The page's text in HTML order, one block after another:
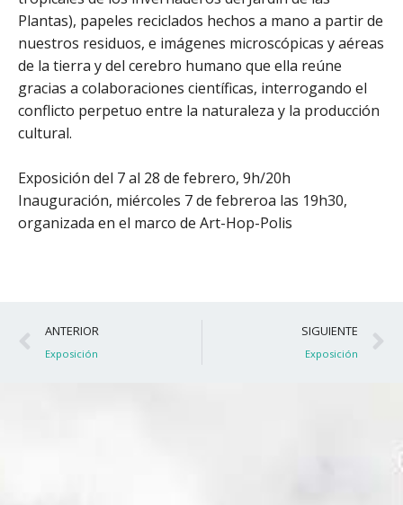
Plantas), papeles reciclados hechos a mano a partir de
nuestros residuos, e imágenes microscópicas y aéreas
de la tierra y del cerebro humano que ella reúne
gracias a colaboraciones científicas, interrogando el
conflicto perpetuo entre la naturaleza y la producción
cultural.
Exposición del 7 al 28 de febrero, 9h/20h
Inauguración, miércoles 7 de febreroa las 19h30,
organizada en el marco de Art-Hop-Polis
Ant
ANTERIOR
Exposición
SIGUIENTE
Exposición